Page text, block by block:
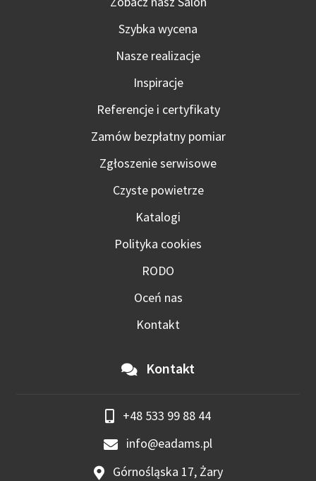
Szybka wycena
Nasze realizacje
Inspiracje
Referencje i certyfikaty
Zamów bezpłatny pomiar
Zgłoszenie serwisowe
Czyste powietrze
Katalogi
Polityka cookies
RODO
Oceń nas
Kontakt
Kontakt
+48 533 99 88 44
info@eadams.pl
Górnośląska 17, Żary